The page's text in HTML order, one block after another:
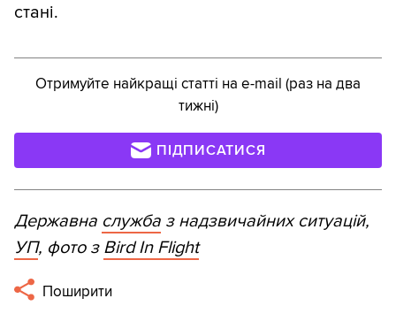
стані.
Отримуйте найкращі статті на e-mail (раз на два
тижні)
ПІДПИСАТИСЯ
Державна служба з надзвичайних ситуацій,
УП, фото з Bird In Flight
Поширити